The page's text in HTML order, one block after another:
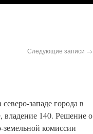
Следующие записи →
западе города в
владение 140. Решение о
земельной комиссии